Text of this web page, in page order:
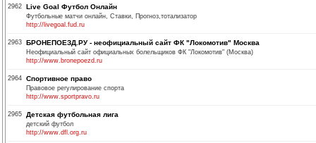
2962 Live Goal Футбол Онлайн
Футбольные матчи онлайн, Ставки, Прогноз,тотализатор
http://livegoal.fud.ru
2963 БРОНЕПОЕЗД.РУ - неофициальный сайт ФК "Локомотив" Москва
Неофициальный сайт официальных болельщиков ФК "Локомотив" (Москва)
http://www.bronepoezd.ru
2964 Спортивное право
Правовое регулирование спорта
http://www.sportpravo.ru
2965 Детская футбольная лига
детский футбол
http://www.dfl.org.ru